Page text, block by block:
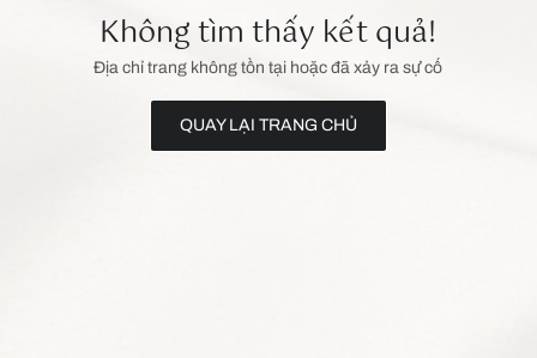
Không tìm thấy kết quả!
Địa chỉ trang không tồn tại hoặc đã xảy ra sự cố
QUAY LẠI TRANG CHỦ